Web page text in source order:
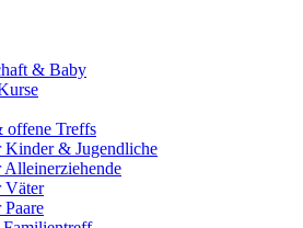
& Baby
offene Treffs
Kinder & Jugendliche
Väter